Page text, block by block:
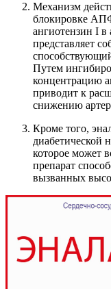
Механизм
блокировке
ангиотензин I
представляет
Путем
концентрацию
приводит к
снижению
Кроме того,
диабетической
которое может
препарат
вызванных